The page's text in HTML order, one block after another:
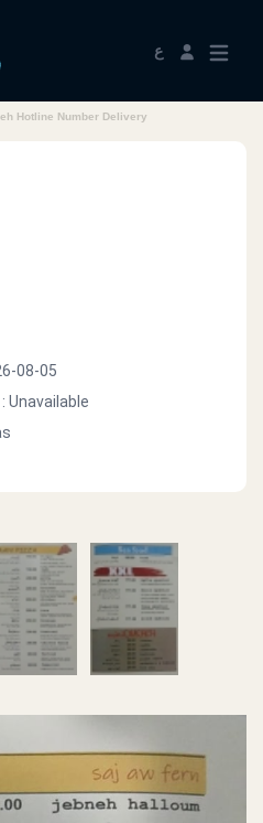
ع
Hotline Number Delivery
08-05
Unavailable